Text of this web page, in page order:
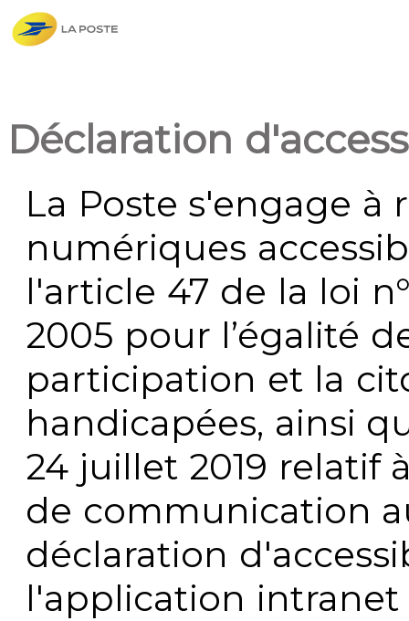
Déclaration
La Poste s'engage à
numériques
l'article 47 de la loi
2005 pour l’égalité
participation et la
handicapées, ainsi
24 juillet 2019 relatif
de communication
déclaration
l'application